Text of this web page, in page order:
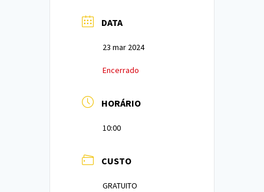
DATA
23 mar 2024
Encerrado
HORÁRIO
10:00
CUSTO
GRATUITO